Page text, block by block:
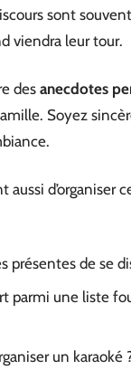
sont
viendra leur tour.
desanecdotes
Soyez
d’organiser
présentes de se
parmi une liste
un karaoké